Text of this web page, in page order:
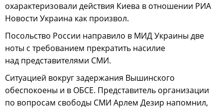
охарактеризовали действия Киева в отношении РИА
Новости Украина как произвол.
Посольство России направило в МИД Украины две
ноты с требованием прекратить насилие
над представителями СМИ.
Ситуацией вокруг задержания Вышинского
обеспокоены и в ОБСЕ. Представитель организации
по вопросам свободы СМИ Арлем Дезир напомнил,